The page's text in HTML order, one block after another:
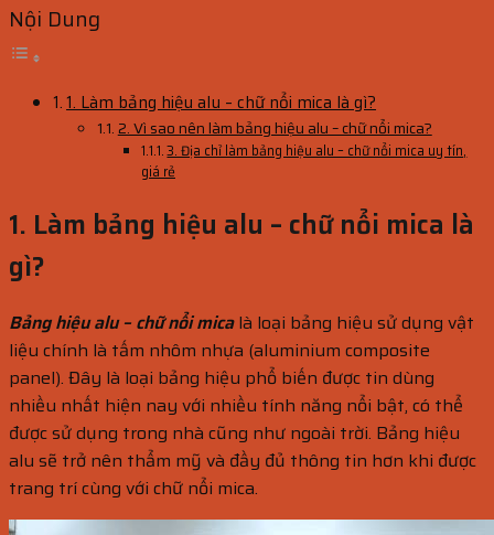
Nội Dung
1. Làm bảng hiệu alu – chữ nổi mica là gì?
2. Vì sao nên làm bảng hiệu alu – chữ nổi mica?
3. Địa chỉ làm bảng hiệu alu – chữ nổi mica uy tín,
giá rẻ
1. Làm bảng hiệu alu – chữ nổi mica là
gì?
Bảng hiệu alu – chữ nổi micalà loại bảng hiệu sử dụng vật
liệu chính là tấm nhôm nhựa (aluminium composite
panel). Đây là loại bảng hiệu phổ biến được tin dùng
nhiều nhất hiện nay với nhiều tính năng nổi bật, có thể
được sử dụng trong nhà cũng như ngoài trời. Bảng hiệu
alu sẽ trở nên thẩm mỹ và đầy đủ thông tin hơn khi được
trang trí cùng với chữ nổi mica.